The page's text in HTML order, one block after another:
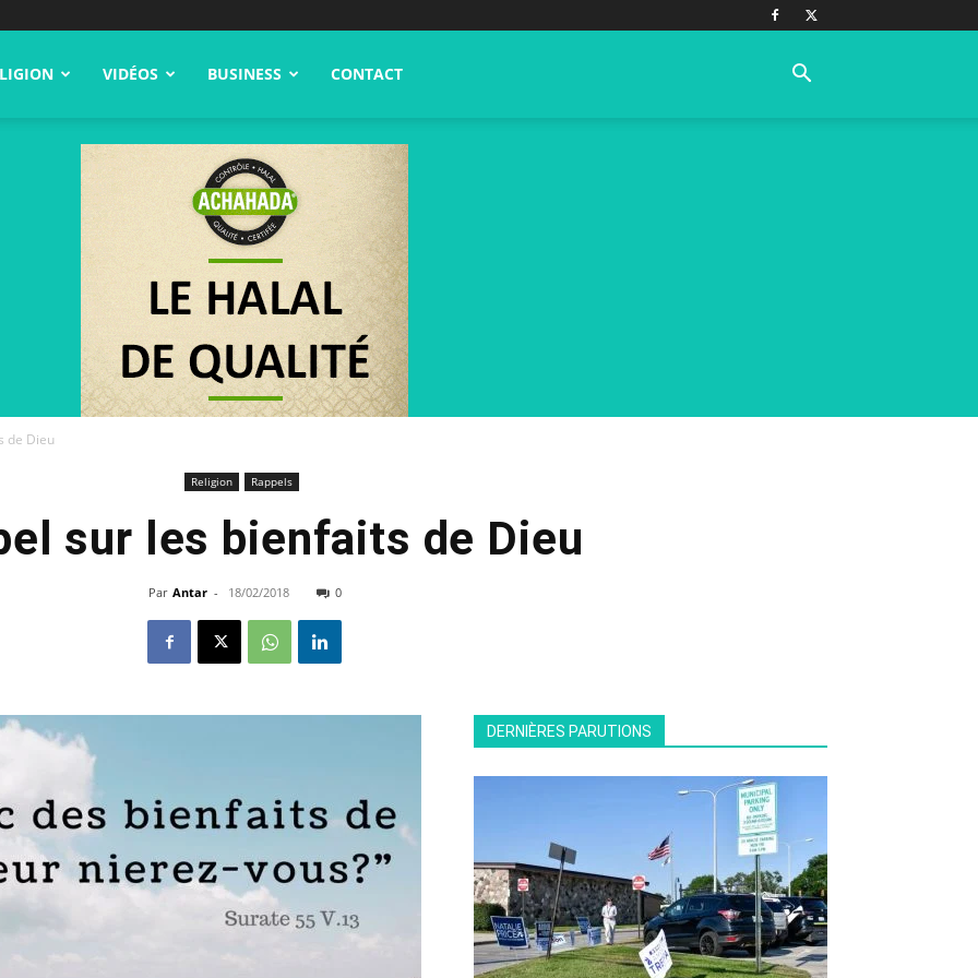
VIDÉOS BUSINESS CONTACT
de Dieu
Religion Rappels
sur les bienfaits de Dieu
Par Antar - 18/02/2018 0
DERNIÈRES PARUTIONS